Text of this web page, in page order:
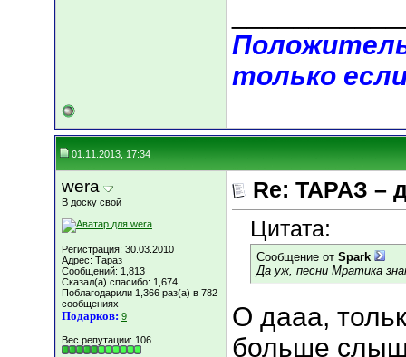
только
01.11.2013, 17:34
wera
В доску свой
Регистрация: 30.03.2010
Адрес: Тараз
Сообщений: 1,813
Сказал(а) спасибо: 1,674
Поблагодарили 1,366 раз(а) в 782
сообщениях
Подарков: 9
Вес репутации: 106
Re: ТАРАЗ –
Цитата:
Сообщение от Spark
Да уж, песни Мратика
О дааа,
больше